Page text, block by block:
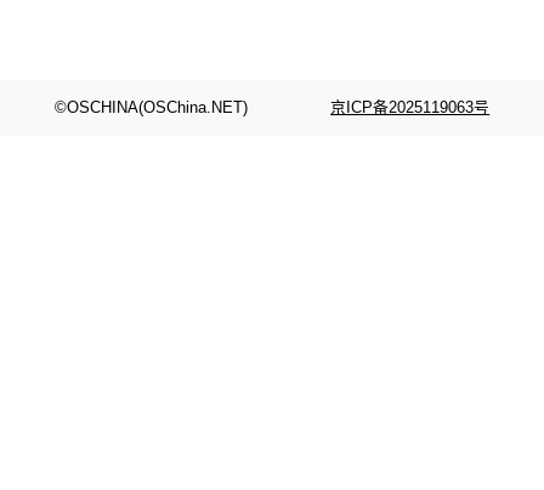
©OSCHINA(OSChina.NET) 京ICP备2025119063号